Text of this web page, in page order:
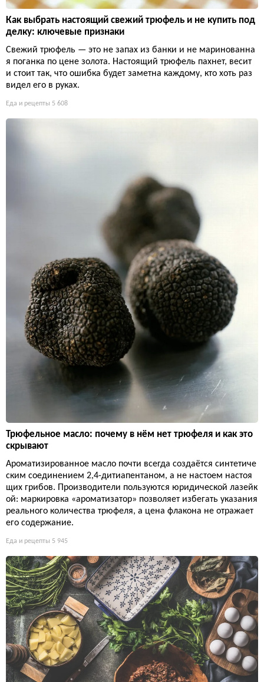
Как выбрать настоящий свежий трюфель и не купить под
делку: ключевые признаки
Свежий трюфель — это не запах из банки и не маринованна
я поганка по цене золота. Настоящий трюфель пахнет, весит
и стоит так, что ошибка будет заметна каждому, кто хоть раз
видел его в руках.
Еда и рецепты 5 608
Трюфельное масло: почему в нём нет трюфеля и как это
скрывают
Ароматизированное масло почти всегда создаётся синтетиче
ским соединением 2,4-дитиапентаном, а не настоем настоя
щих грибов. Производители пользуются юридической лазейк
ой: маркировка «ароматизатор» позволяет избегать указания
реального количества трюфеля, а цена флакона не отражает
его содержание.
Еда и рецепты 5 945